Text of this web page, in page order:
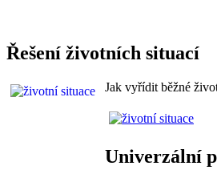
Řešení životních situací
Jak vyřídit běžné
Univerzální